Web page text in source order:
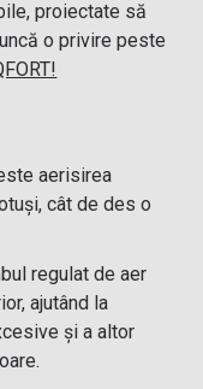
proiectate să
o privire peste
aerisirea
cât de des o
regulat de aer
ajutând la
și a altor